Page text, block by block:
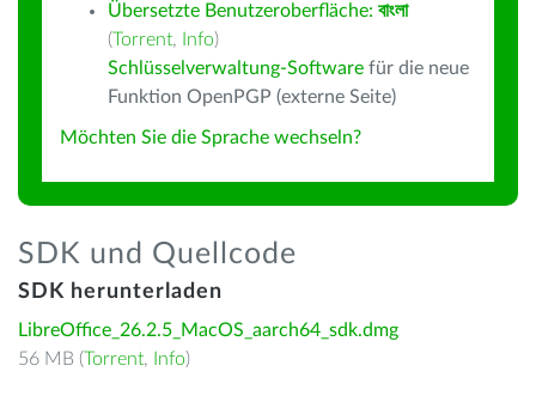
Übersetzte Benutzeroberfläche: বাংলা
(Torrent, Info)
Schlüsselverwaltung-Software für die neue
Funktion OpenPGP (externe Seite)
Möchten Sie die Sprache wechseln?
SDK und Quellcode
SDK herunterladen
LibreOffice_26.2.5_MacOS_aarch64_sdk.dmg
56 MB (Torrent, Info)